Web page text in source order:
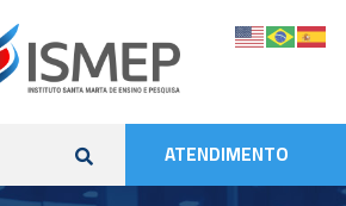
ATENDIMENTO